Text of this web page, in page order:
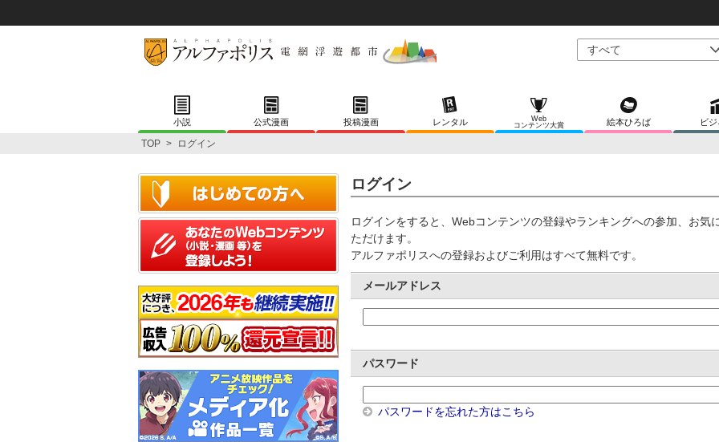
小説 公式漫画 投稿漫画 レンタル
Web
コンテンツ大賞
絵本ひろば ビ
TOP > ログイン
ログイン
ログインをすると、Webコンテンツの登録やランキングへの参加、お気
ただけます。
アルファポリスへの登録およびご利用はすべて無料です。
メールアドレス
パスワード
パスワードを忘れた方はこちら